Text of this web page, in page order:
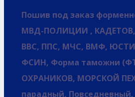
Пошив под заказ
МВД-ПОЛИЦИИ ,
ВВС, ППС, МЧС, ВМФ,
ФСИН, Форма таможни
ОХРАНИКОВ, МОРСКОЙ
парадный,